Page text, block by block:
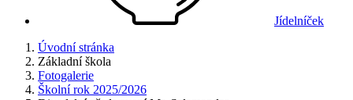
Jídelníček
Úvodní stránka
Základní škola
Fotogalerie
Školní rok 2025/2026